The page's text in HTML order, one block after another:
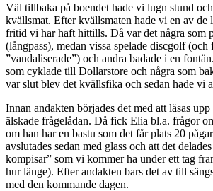
Väl tillbaka på boendet hade vi lugn stund
kvällsmat. Efter kvällsmaten hade vi en av de
fritid vi har haft hittills. Då var det några som
(långpass), medan vissa spelade discgolf
”vandaliserade”) och andra badade i en
som cyklade till Dollarstore och några som
var slut blev det kvällsfika och sedan hade vi
Innan andakten börjades det med att läsas
älskade frågelådan. Då fick Elia bl.a. frågor
om han har en bastu som det får plats 20
avslutades sedan med glass och att det
kompisar” som vi kommer ha under ett tag
hur länge). Efter andakten bars det av till
med den kommande dagen.